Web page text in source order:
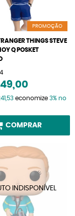
PROMOÇÃO
THINGS STEVE
Q POSKET
economize 3% no
COMPRAR